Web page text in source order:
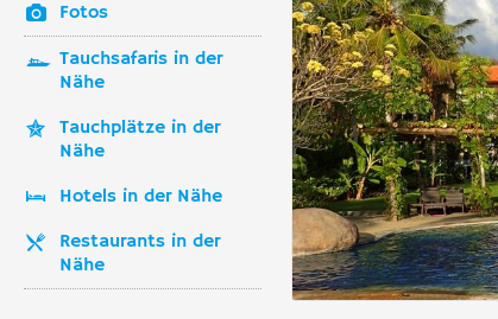
Fotos
Tauchsafaris in der
Nähe
Tauchplätze in der
Nähe
Hotels in der Nähe
Restaurants in der
Nähe